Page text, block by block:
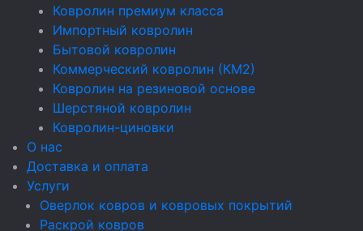
Ковролин премиум класса
Импортный ковролин
Бытовой ковролин
Коммерческий ковролин (КМ2)
Ковролин на резиновой основе
Шерстяной ковролин
Ковролин-циновки
О нас
Доставка и оплата
Услуги
Оверлок ковров и ковровых покрытий
Раскрой ковров